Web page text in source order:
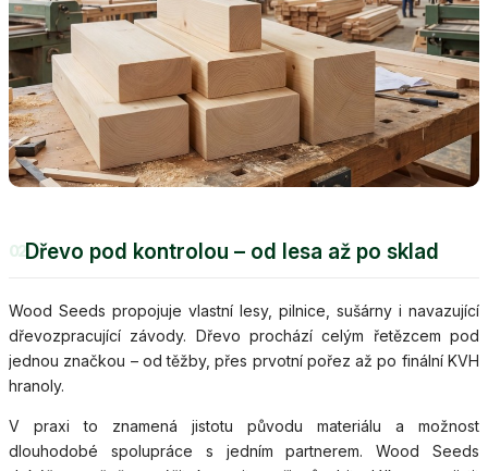
02Dřevo pod kontrolou – od lesa až po sklad
Wood Seeds propojuje vlastní lesy, pilnice, sušárny i navazující
dřevozpracující závody. Dřevo prochází celým řetězcem pod
jednou značkou – od těžby, přes prvotní pořez až po finální KVH
hranoly.
V praxi to znamená jistotu původu materiálu a možnost
dlouhodobé spolupráce s jedním partnerem. Wood Seeds